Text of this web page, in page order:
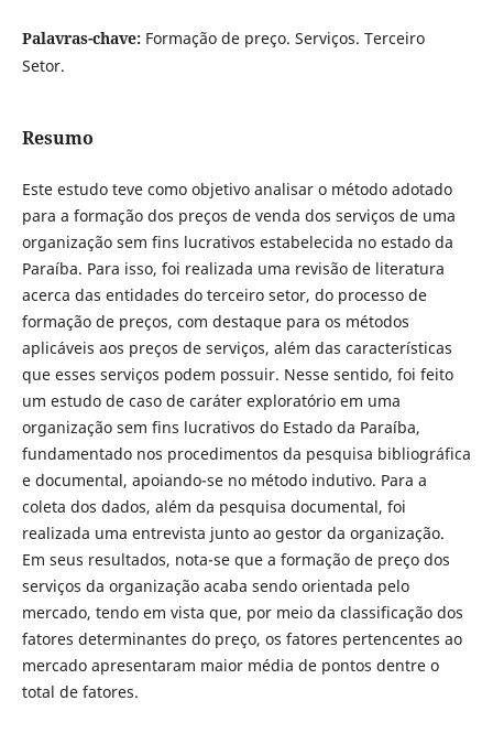
Palavras-chave: Formação de preço. Serviços. Terceiro
Setor.
Resumo
Este estudo teve como objetivo analisar o método adotado
para a formação dos preços de venda dos serviços de uma
organização sem fins lucrativos estabelecida no estado da
Paraíba. Para isso, foi realizada uma revisão de literatura
acerca das entidades do terceiro setor, do processo de
formação de preços, com destaque para os métodos
aplicáveis aos preços de serviços, além das características
que esses serviços podem possuir. Nesse sentido, foi feito
um estudo de caso de caráter exploratório em uma
organização sem fins lucrativos do Estado da Paraíba,
fundamentado nos procedimentos da pesquisa bibliográfica
e documental, apoiando-se no método indutivo. Para a
coleta dos dados, além da pesquisa documental, foi
realizada uma entrevista junto ao gestor da organização.
Em seus resultados, nota-se que a formação de preço dos
serviços da organização acaba sendo orientada pelo
mercado, tendo em vista que, por meio da classificação dos
fatores determinantes do preço, os fatores pertencentes ao
mercado apresentaram maior média de pontos dentre o
total de fatores.